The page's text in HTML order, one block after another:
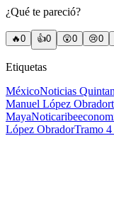
¿Qué te pareció?
🔥0 👍0 😲0 😢0
Etiquetas
MéxicoNoticias
Manuel López Obrador
MayaNoticaribe
López ObradorTramo